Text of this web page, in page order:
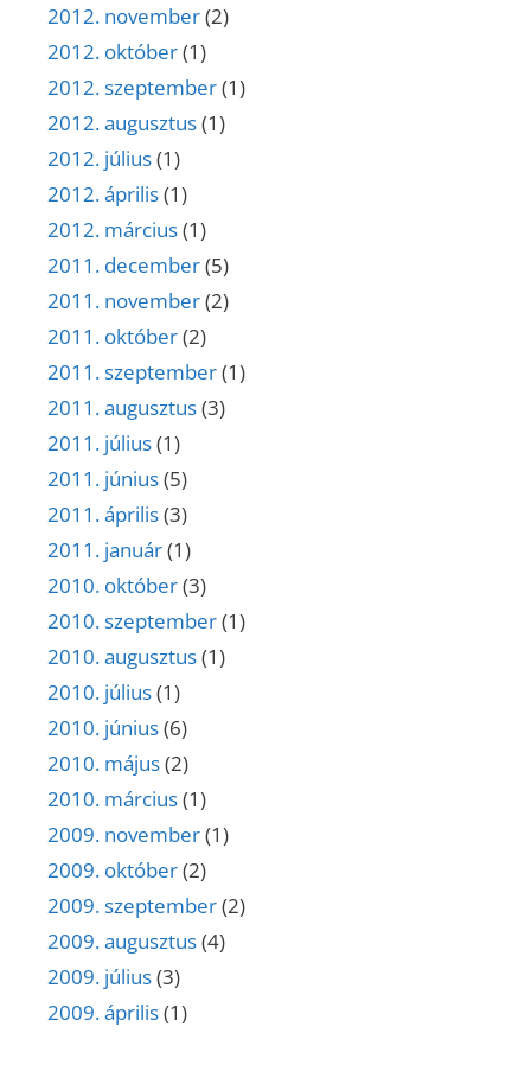
2012. november(2)
2012. október(1)
2012. szeptember(1)
2012. augusztus(1)
2012. július(1)
2012. április(1)
2012. március(1)
2011. december(5)
2011. november(2)
2011. október(2)
2011. szeptember(1)
2011. augusztus(3)
2011. július(1)
2011. június(5)
2011. április(3)
2011. január(1)
2010. október(3)
2010. szeptember(1)
2010. augusztus(1)
2010. július(1)
2010. június(6)
2010. május(2)
2010. március(1)
2009. november(1)
2009. október(2)
2009. szeptember(2)
2009. augusztus(4)
2009. július(3)
2009. április(1)